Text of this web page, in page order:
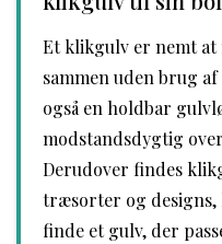
Et klikgulv er nemt
sammen uden brug
også en holdbar
modstandsdygtig
Derudover findes
træsorter og
finde et gulv, der